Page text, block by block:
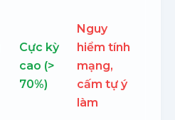
Cực kỳ
cao (>
70%)
Nguy
hiểm tính
mạng,
cấm tự ý
làm